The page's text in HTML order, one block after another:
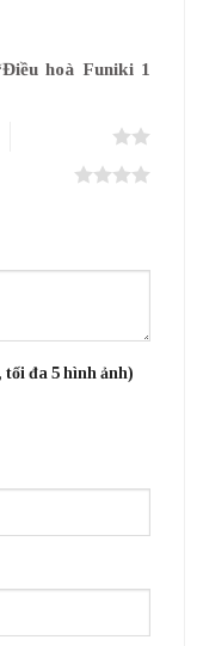
hoà Funiki 1
tối đa 5 hình ảnh)